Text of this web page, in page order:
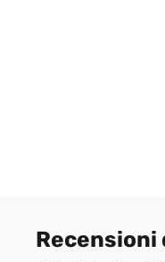
Recensioni